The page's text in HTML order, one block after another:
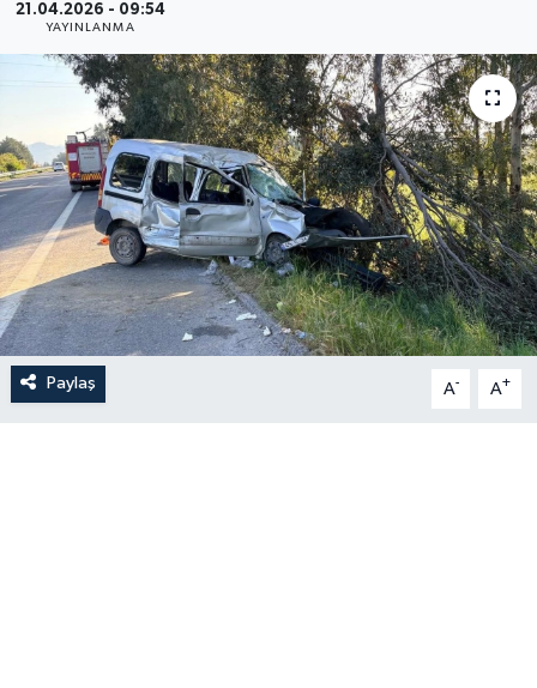
21.04.2026 - 09:54
YAYINLANMA
Paylaş A- A+
Eğitim
Kültür Sanat
Spor
Tüm Manşetler
Son Dakika Haberleri
Haber Arşivi